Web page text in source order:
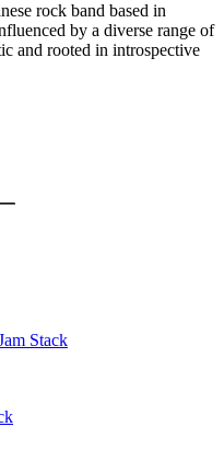
rock band based in
by a diverse range of
and rooted in introspective
Stack